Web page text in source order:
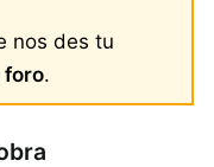
nos des tu
foro.